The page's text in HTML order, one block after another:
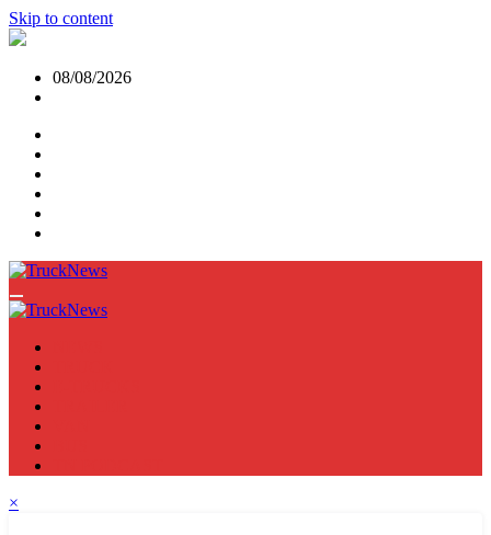
Skip to content
08/08/2026
×